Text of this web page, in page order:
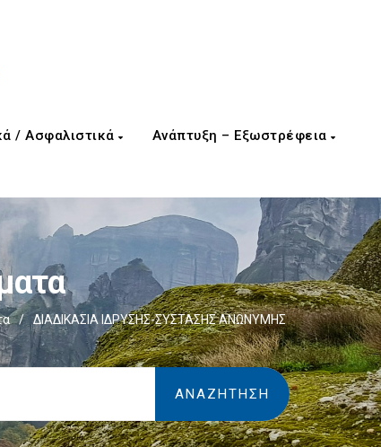
/ Ασφαλιστικά Ανάπτυξη – Εξωστρέφεια
/
ΔΙΑΔΙΚΑΣΙΑ IΔΡΥΣΗΣ-ΣΥΣΤΑΣΗΣ ΑΝΩΝΥΜΗΣ